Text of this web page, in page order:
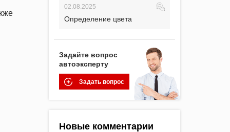
02.08.2025
Определение цвета
Задайте вопрос
автоэксперту
Задать вопрос
Новые комментарии